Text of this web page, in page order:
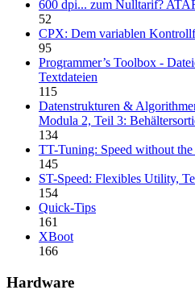
600 dpi... zum Nulltarif?
52
CPX: Dem variablen
95
Programmer’s Toolbox -
Textdateien
115
Datenstrukturen &
Modula 2, Teil 3:
134
TT-Tuning: Speed without the
145
ST-Speed: Flexibles Utility,
154
Quick-Tips
161
XBoot
166
Hardware